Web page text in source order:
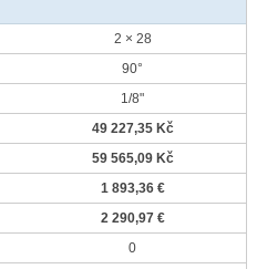
2 × 28
90°
1/8"
49 227,35 Kč
59 565,09 Kč
1 893,36 €
2 290,97 €
0